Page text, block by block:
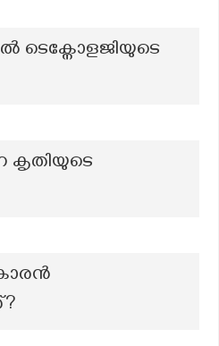
ടെക്നോളജിയുടെ
കൃതിയുടെ